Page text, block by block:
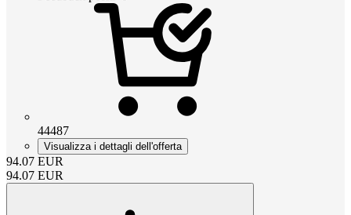
44487
Visualizza i dettagli dell'offerta
94.07 EUR
94.07 EUR